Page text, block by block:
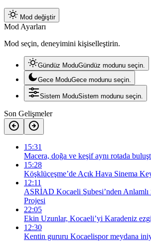
Mod değiştir
Mod Ayarları
Mod seçin, deneyimini kişiselleştirin.
Gündüz ModuGündüz modunu seçin.
Gece ModuGece modunu seçin.
Sistem ModuSistem modunu seçin.
Son Gelişmeler
15:31
Macera, doğa ve keşif aynı rotada
15:28
Köşklüçeşme’de Açık Hava Sinema
12:11
ASRİAD Kocaeli Şubesi’nden
Projesi
22:05
Ekin Uzunlar, Kocaeli’yi Karadeniz
12:30
Kentin gururu Kocaelispor meydana